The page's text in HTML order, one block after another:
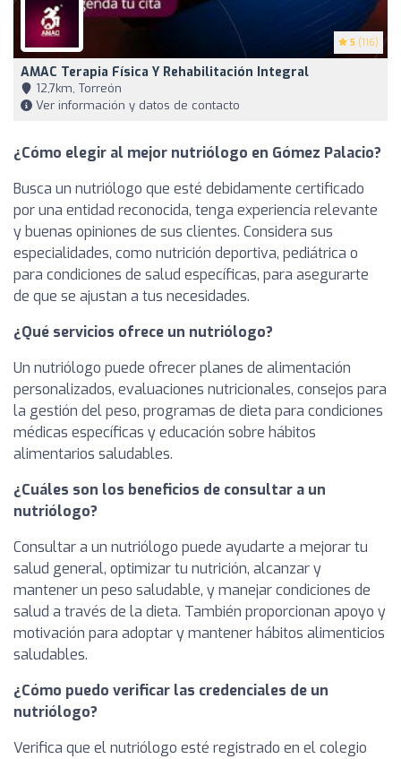
5 (116)
AMAC Terapia Física Y Rehabilitación Integral
12,7km, Torreón
Ver información y datos de contacto
¿Cómo elegir al mejor nutriólogo en Gómez Palacio?
Busca un nutriólogo que esté debidamente certificado
por una entidad reconocida, tenga experiencia relevante
y buenas opiniones de sus clientes. Considera sus
especialidades, como nutrición deportiva, pediátrica o
para condiciones de salud específicas, para asegurarte
de que se ajustan a tus necesidades.
¿Qué servicios ofrece un nutriólogo?
Un nutriólogo puede ofrecer planes de alimentación
personalizados, evaluaciones nutricionales, consejos para
la gestión del peso, programas de dieta para condiciones
médicas específicas y educación sobre hábitos
alimentarios saludables.
¿Cuáles son los beneficios de consultar a un
nutriólogo?
Consultar a un nutriólogo puede ayudarte a mejorar tu
salud general, optimizar tu nutrición, alcanzar y
mantener un peso saludable, y manejar condiciones de
salud a través de la dieta. También proporcionan apoyo y
motivación para adoptar y mantener hábitos alimenticios
saludables.
¿Cómo puedo verificar las credenciales de un
nutriólogo?
Verifica que el nutriólogo esté registrado en el colegio